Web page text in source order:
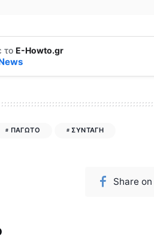
το E-Howto.gr
ΠΑΓΩΤΟ ΣΥΝΤΑΓΗ
Share